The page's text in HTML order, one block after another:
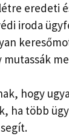
eredeti
iroda
mutassák
hogy
ha több